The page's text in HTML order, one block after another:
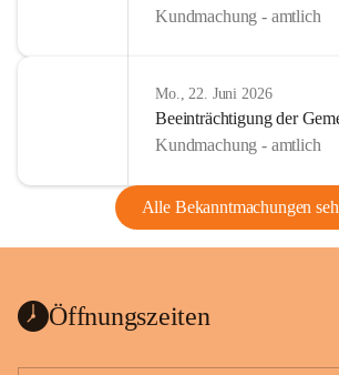
Kundmachung - amtlich
Mo., 22. Juni 2026
Beeinträchtigung der
Kundmachung - amtlich
Alle Bekanntmachungen
Öffnungszeiten